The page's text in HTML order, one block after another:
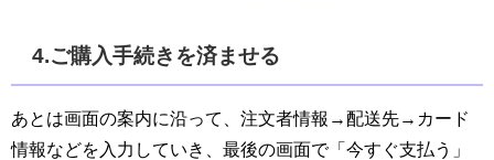
4.ご購入手続きを済ませる
あとは画面の案内に沿って、注文者情報→配送先→カード
情報などを入力していき、最後の画面で「今すぐ支払う」